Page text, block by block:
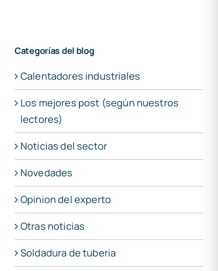
Categorías del blog
Calentadores industriales
Los mejores post (según nuestros
lectores)
Noticias del sector
Novedades
Opinion del experto
Otras noticias
Soldadura de tuberia